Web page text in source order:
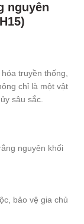
nguyên
truyền thống,
chỉ là một vật
sâu sắc.
nguyên khối
bảo vệ gia chủ